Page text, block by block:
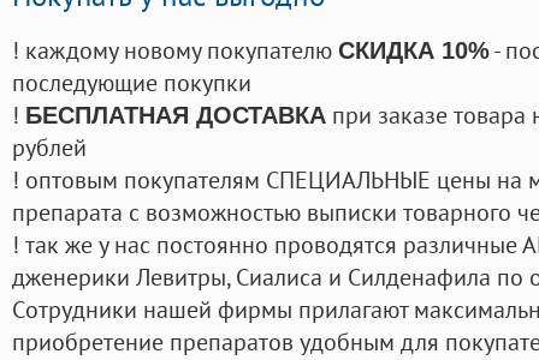
! каждому новому покупателю СКИДКА 10%-
последующие покупки
! БЕСПЛАТНАЯ ДОСТАВКА при заказе
рублей
! оптовым покупателям СПЕЦИАЛЬНЫЕ цены на
препарата с возможностью выписки товарного
! так же у нас постоянно проводятся
дженерики Левитры, Сиалиса и Силденафила по
Cотрудники нашей фирмы прилагают
приобретение препаратов удобным для